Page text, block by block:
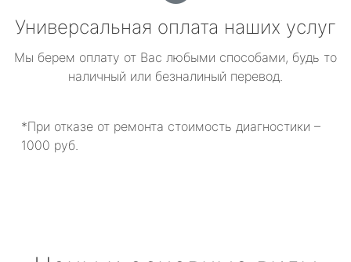
Универсальная оплата наших услуг
Мы берем оплату от Вас любыми способами, будь то
наличный или безналиный перевод.
*При отказе от ремонта стоимость диагностики –
1000 руб.